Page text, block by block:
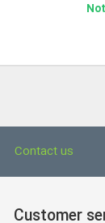
Contact us
Customer